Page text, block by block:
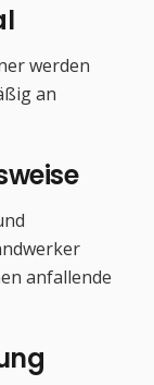
werden
an
anfallende